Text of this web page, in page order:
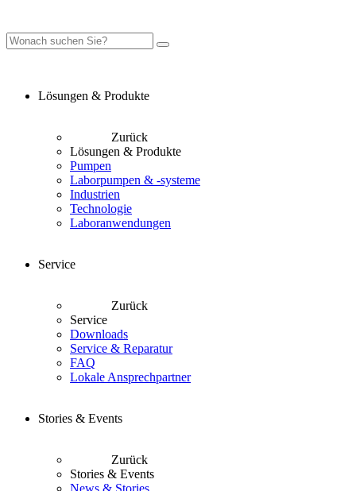
Lösungen & Produkte
Zurück
Lösungen & Produkte
Pumpen
Laborpumpen & -systeme
Industrien
Technologie
Laboranwendungen
Service
Zurück
Service
Downloads
Service & Reparatur
FAQ
Lokale Ansprechpartner
Stories & Events
Zurück
Stories & Events
News & Stories